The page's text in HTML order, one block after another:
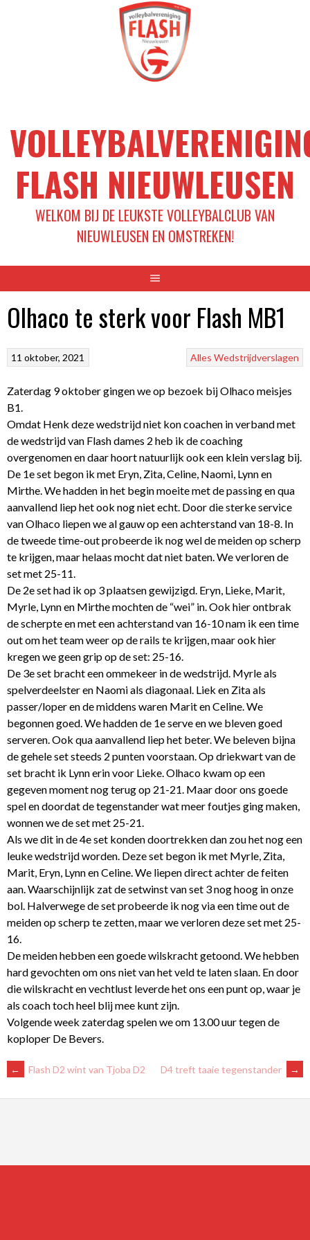
FLASH NIEUWLEUSEN
WELKOM BIJ DE LEUKSTE VOLLEYBALCLUB VAN
NIEUWLEUSEN EN OMSTREKEN!
Olhaco te sterk voor Flash MB1
Alles Wedstrijdverslagen
11 oktober, 2021
Zaterdag 9 oktober gingen we op bezoek bij Olhaco meisjes
B1.
Omdat Henk deze wedstrijd niet kon coachen in verband met
de wedstrijd van Flash dames 2 heb ik de coaching
overgenomen en daar hoort natuurlijk ook een klein verslag bij.
De 1e set begon ik met Eryn, Zita, Celine, Naomi, Lynn en
Mirthe. We hadden in het begin moeite met de passing en qua
aanvallend liep het ook nog niet echt. Door die sterke service
van Olhaco liepen we al gauw op een achterstand van 18-8. In
de tweede time-out probeerde ik nog wel de meiden op scherp
te krijgen, maar helaas mocht dat niet baten. We verloren de
set met 25-11.
De 2e set had ik op 3 plaatsen gewijzigd. Eryn, Lieke, Marit,
Myrle, Lynn en Mirthe mochten de “wei” in. Ook hier ontbrak
de scherpte en met een achterstand van 16-10 nam ik een time
out om het team weer op de rails te krijgen, maar ook hier
kregen we geen grip op de set: 25-16.
De 3e set bracht een ommekeer in de wedstrijd. Myrle als
spelverdeelster en Naomi als diagonaal. Liek en Zita als
passer/loper en de middens waren Marit en Celine. We
begonnen goed. We hadden de 1e serve en we bleven goed
serveren. Ook qua aanvallend liep het beter. We beleven bijna
de gehele set steeds 2 punten voorstaan. Op driekwart van de
set bracht ik Lynn erin voor Lieke. Olhaco kwam op een
gegeven moment nog terug op 21-21. Maar door ons goede
spel en doordat de tegenstander wat meer foutjes ging maken,
wonnen we de set met 25-21.
Als we dit in de 4e set konden doortrekken dan zou het nog een
leuke wedstrijd worden. Deze set begon ik met Myrle, Zita,
Marit, Eryn, Lynn en Celine. We liepen direct achter de feiten
aan. Waarschijnlijk zat de setwinst van set 3 nog hoog in onze
bol. Halverwege de set probeerde ik nog via een time out de
meiden op scherp te zetten, maar we verloren deze set met 25-
16.
De meiden hebben een goede wilskracht getoond. We hebben
hard gevochten om ons niet van het veld te laten slaan. En door
die wilskracht en vechtlust leverde het ons een punt op, waar je
als coach toch heel blij mee kunt zijn.
Volgende week zaterdag spelen we om 13.00 uur tegen de
koploper De Bevers.
BERICHTNAVIGATIE
← Flash D2 wint van Tjoba D2 D4 treft taaie tegenstander →